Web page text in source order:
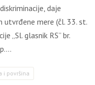
daje
utvrđene mere (čl. 33. st.
„Sl. glasnik RS” br.
i površina